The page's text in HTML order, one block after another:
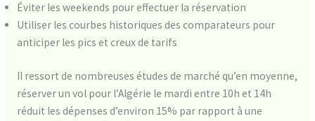
Éviter les weekends pour effectuer la réservation
Utiliser les courbes historiques des comparateurs pour
anticiper les pics et creux de tarifs
Il ressort de nombreuses études de marché qu’en moyenne,
réserver un vol pour l’Algérie le mardi entre 10h et 14h
réduit les dépenses d’environ 15% par rapport à une